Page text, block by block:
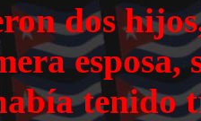
dos
esposa,
tenido